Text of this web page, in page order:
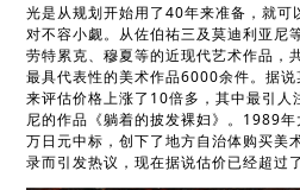
光是从规划开始用了40年来准备，就可
对不容小觑。从佐伯祐三及莫迪利亚尼
劳特累克、穆夏等的近现代艺术作品，
最具代表性的美术作品6000余件。据说
来评估价格上涨了10倍多，其中最引人
尼的作品《躺着的披发裸妇》。1989
万日元中标，创下了地方自治体购买美
录而引发热议，现在据说估价已经超过